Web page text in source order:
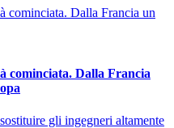
cominciata. Dalla Francia